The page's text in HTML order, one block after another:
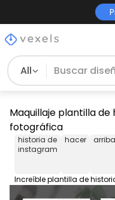
All
Maquillaje plantilla
fotográfica
historia de
instagram
hacer arriba